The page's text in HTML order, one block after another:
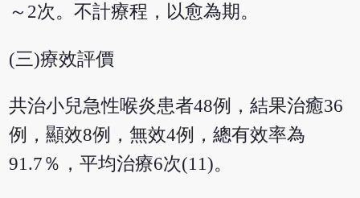
～2次。不計療程，以愈為期。
(三)療效評價
共治小兒急性喉炎患者48例，結果治癒36
例，顯效8例，無效4例，總有效率為
91.7％，平均治療6次(11)。